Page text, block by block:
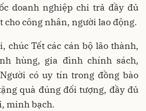
doanh nghiệp chi trả đầy đủ
cho công nhân, người lao động.
chúc Tết các cán bộ lão thành,
hùng, gia đình chính sách,
có uy tín trong đồng bào
quà đúng đối tượng, đầy đủ
minh bạch.